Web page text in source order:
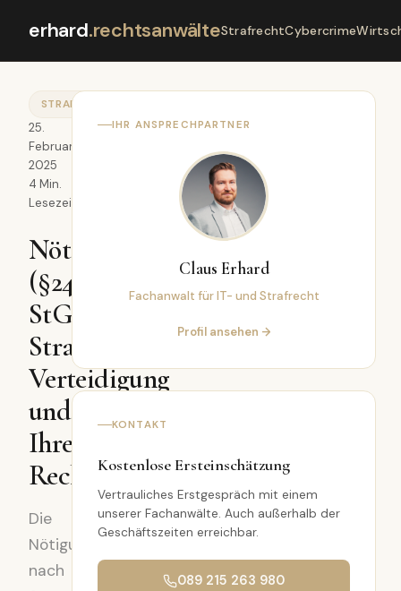
erhard.rechtsanwälteStrafrechtCybercrime
STRAFRECHT
25.
Februar
2025
4 Min.
Lesezeit
Nötigung
(§240
StGB):
Strafbarkeit,
Verteidigung
und
Ihre
Rechte
Die
Nötigung
nach
IHR ANSPRECHPARTNER
Claus Erhard
Fachanwalt für IT- und Strafrecht
Profil ansehen →
KONTAKT
Kostenlose Ersteinschätzung
Vertrauliches Erstgespräch mit einem
unserer Fachanwälte. Auch außerhalb der
Geschäftszeiten erreichbar.
089 215 263 980